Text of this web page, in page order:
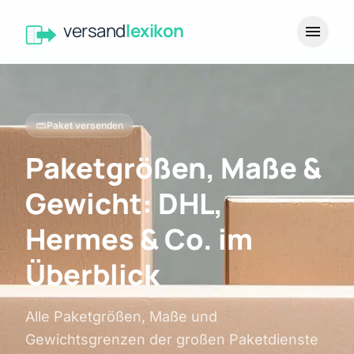
versandlexikon menu
straightenPaket versenden
Paketgrößen, Maße &
Gewicht: DHL,
Hermes & Co. im
Überblick
Alle Paketgrößen, Maße und
Gewichtsgrenzen der großen Paketdienste